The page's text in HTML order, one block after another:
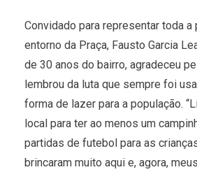
Convidado para representar toda a
entorno da Praça, Fausto Garcia
de 30 anos do bairro, agradeceu
lembrou da luta que sempre foi
forma de lazer para a população.
local para ter ao menos um
partidas de futebol para as
brincaram muito aqui e, agora,